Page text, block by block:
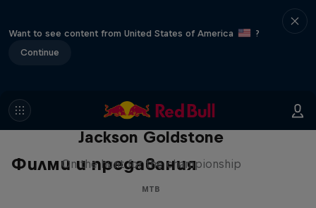
Want to see content from United States of America
?
Continue
Филми и предавания
The Search for Milliseconds:
Jackson Goldstone
On the hunt for the championship
MTB